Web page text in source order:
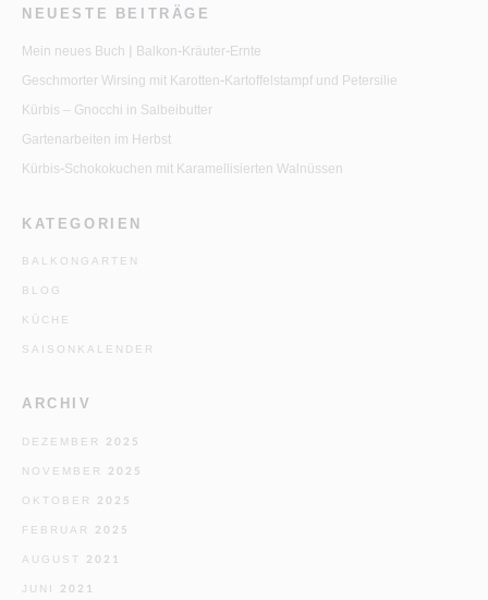
NEUESTE BEITRÄGE
Mein neues Buch | Balkon-Kräuter-Ernte
Geschmorter Wirsing mit Karotten-Kartoffelstampf und Petersilie
Kürbis – Gnocchi in Salbeibutter
Gartenarbeiten im Herbst
Kürbis-Schokokuchen mit Karamellisierten Walnüssen
KATEGORIEN
BALKONGARTEN
BLOG
KÜCHE
SAISONKALENDER
ARCHIV
DEZEMBER 2025
NOVEMBER 2025
OKTOBER 2025
FEBRUAR 2025
AUGUST 2021
JUNI 2021